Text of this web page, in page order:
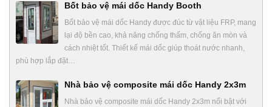
Bốt bảo vệ mái dốc Handy Booth
Bốt bảo vệ mái dốc Handy được đúc từ vật liệu FRP, mang
lại độ bền cao, khả năng chống thấm, chống ăn mòn và
cách nhiệt tốt. Thiết kế mái dốc giúp thoát nước nhanh,
phù hợp lắp đặt…
Nhà bảo vệ composite mái dốc Handy 2x3m
Nhà bảo vệ composite mái dốc Handy 2x3m nổi bật với